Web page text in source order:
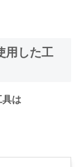
用した工
は